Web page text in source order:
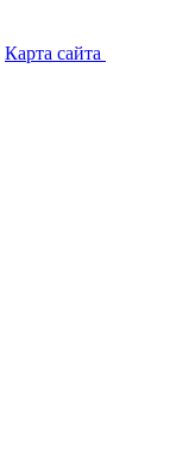
Карта сайта